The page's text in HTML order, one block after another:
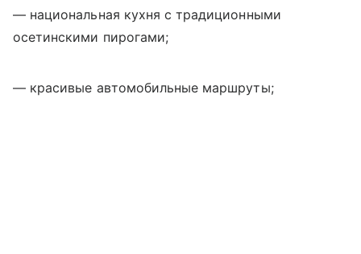
— национальная кухня с традиционными
осетинскими пирогами;
— красивые автомобильные маршруты;